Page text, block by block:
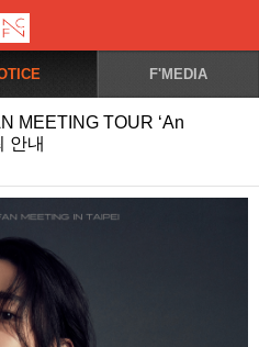
F'MEDIA
MEETING TOUR ‘An
안내